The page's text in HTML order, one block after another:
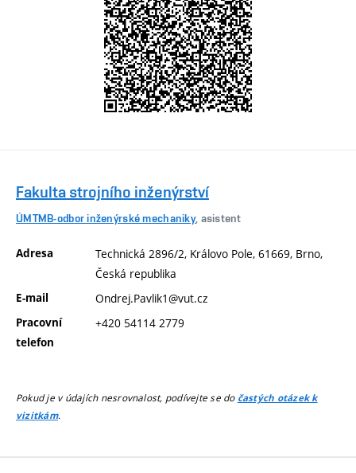
Fakulta strojního inženýrství
ÚMTMB-odbor inženýrské mechaniky, asistent
Adresa
Technická 2896/2, Královo Pole, 61669, Brno,
Česká republika
E-mail Ondrej.Pavlik1@vut.cz
Pracovní
telefon
+420 54114 2779
Pokud je v údajích nesrovnalost, podívejte se do častých otázek k
vizitkám.